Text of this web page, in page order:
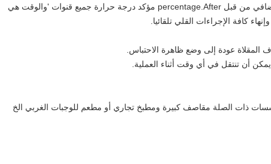
3. جميع القنوات لديها وظيفة تمديد الوقت لجزء الغذاء الإضافي من قبل percentage.After مؤكد درجة حرارة جميع قنوات 'والوقت هي
كافة الإجراءات القلي تلقائيا.